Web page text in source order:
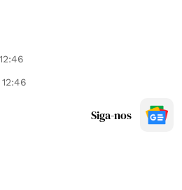
Siga-nos